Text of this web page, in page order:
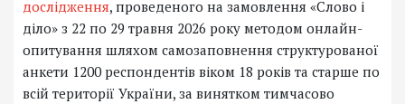
дослідження, проведеного на замовлення «Слово і
діло» з 22 по 29 травня 2026 року методом онлайн-
опитування шляхом самозаповнення структурованої
анкети 1200 респондентів віком 18 років та старше по
всій території України, за винятком тимчасово